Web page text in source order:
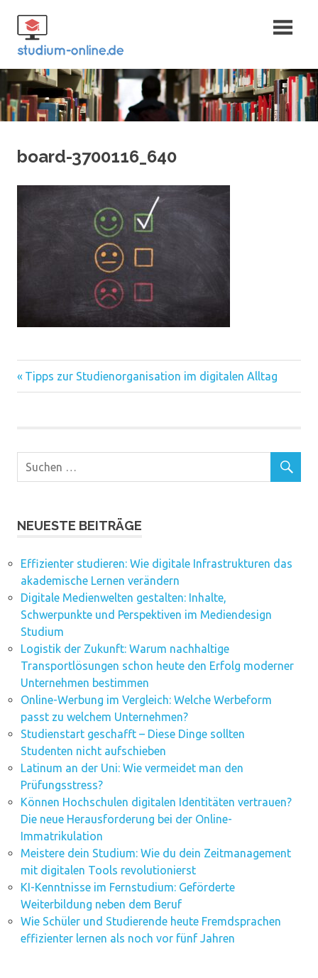
Inhalt
springen
Fernstudium
und Bachelor
board-3700116_640
Beitragsnavigation
Vorheriger
Beitrag:
Tipps zur Studienorganisation im digitalen Alltag
NEUESTE BEITRÄGE
Effizienter studieren: Wie digitale Infrastrukturen das
akademische Lernen verändern
Digitale Medienwelten gestalten: Inhalte,
Schwerpunkte und Perspektiven im Mediendesign
Studium
Logistik der Zukunft: Warum nachhaltige
Transportlösungen schon heute den Erfolg moderner
Unternehmen bestimmen
Online-Werbung im Vergleich: Welche Werbeform
passt zu welchem Unternehmen?
Studienstart geschafft – Diese Dinge sollten
Studenten nicht aufschieben
Latinum an der Uni: Wie vermeidet man den
Prüfungsstress?
Können Hochschulen digitalen Identitäten vertrauen?
Die neue Herausforderung bei der Online-
Immatrikulation
Meistere dein Studium: Wie du dein Zeitmanagement
mit digitalen Tools revolutionierst
KI-Kenntnisse im Fernstudium: Geförderte
Weiterbildung neben dem Beruf
Wie Schüler und Studierende heute Fremdsprachen
effizienter lernen als noch vor fünf Jahren